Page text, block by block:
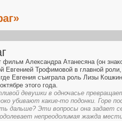
фильм Александра Атанесяна (он
Евгенией Трофимовой в главной
Евгения съиграла роль Лизы
этого года.
девушки в одночасье
убивают какие-то подонки. Горе
дальше? Эти вопросы она задает
непреодолимая жажда